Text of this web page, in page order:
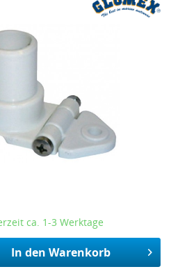
ca. 1-3 Werktage
In den Warenkorb